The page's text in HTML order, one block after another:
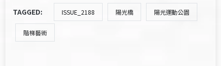
TAGGED: ISSUE_2188 陽光橋 陽光運動公園
階梯藝術